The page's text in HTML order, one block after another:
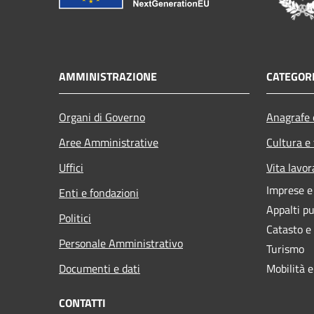
AMMINISTRAZIONE
Organi di Governo
Aree Amministrative
Uffici
Enti e fondazioni
Politici
Personale Amministrativo
Documenti e dati
Cultura
Vita
Imprese
Appalti
Catasto
Turismo
Mobilità
CONTATTI